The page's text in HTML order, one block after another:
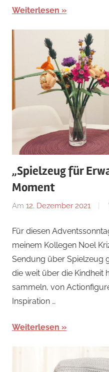
Weiterlesen
„Spielzeug für
Moment
Am 12. Dezember 2021
Für diesen
meinem Kollegen Noel
Sendung über Spielzeug
die weit über die Kindheit
sammeln, von
Inspiration …
Weiterlesen